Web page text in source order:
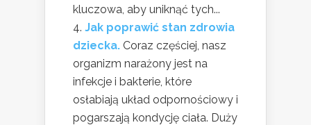
kluczowa, aby uniknąć tych...
Jak poprawić stan zdrowia
dziecka. Coraz częściej, nasz
organizm narażony jest na
infekcje i bakterie, które
osłabiają układ odpornościowy i
pogarszają kondycję ciała. Duży